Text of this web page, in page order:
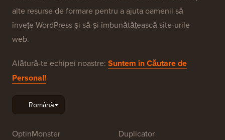
alte resurse de formare pentru a ajuta oamenii să
învețe WordPress și să-și îmbunătățească site-urile
web.
Alătură-te echipei noastre: Suntem în Căutare de
Personal!
OptinMonster
Duplicator